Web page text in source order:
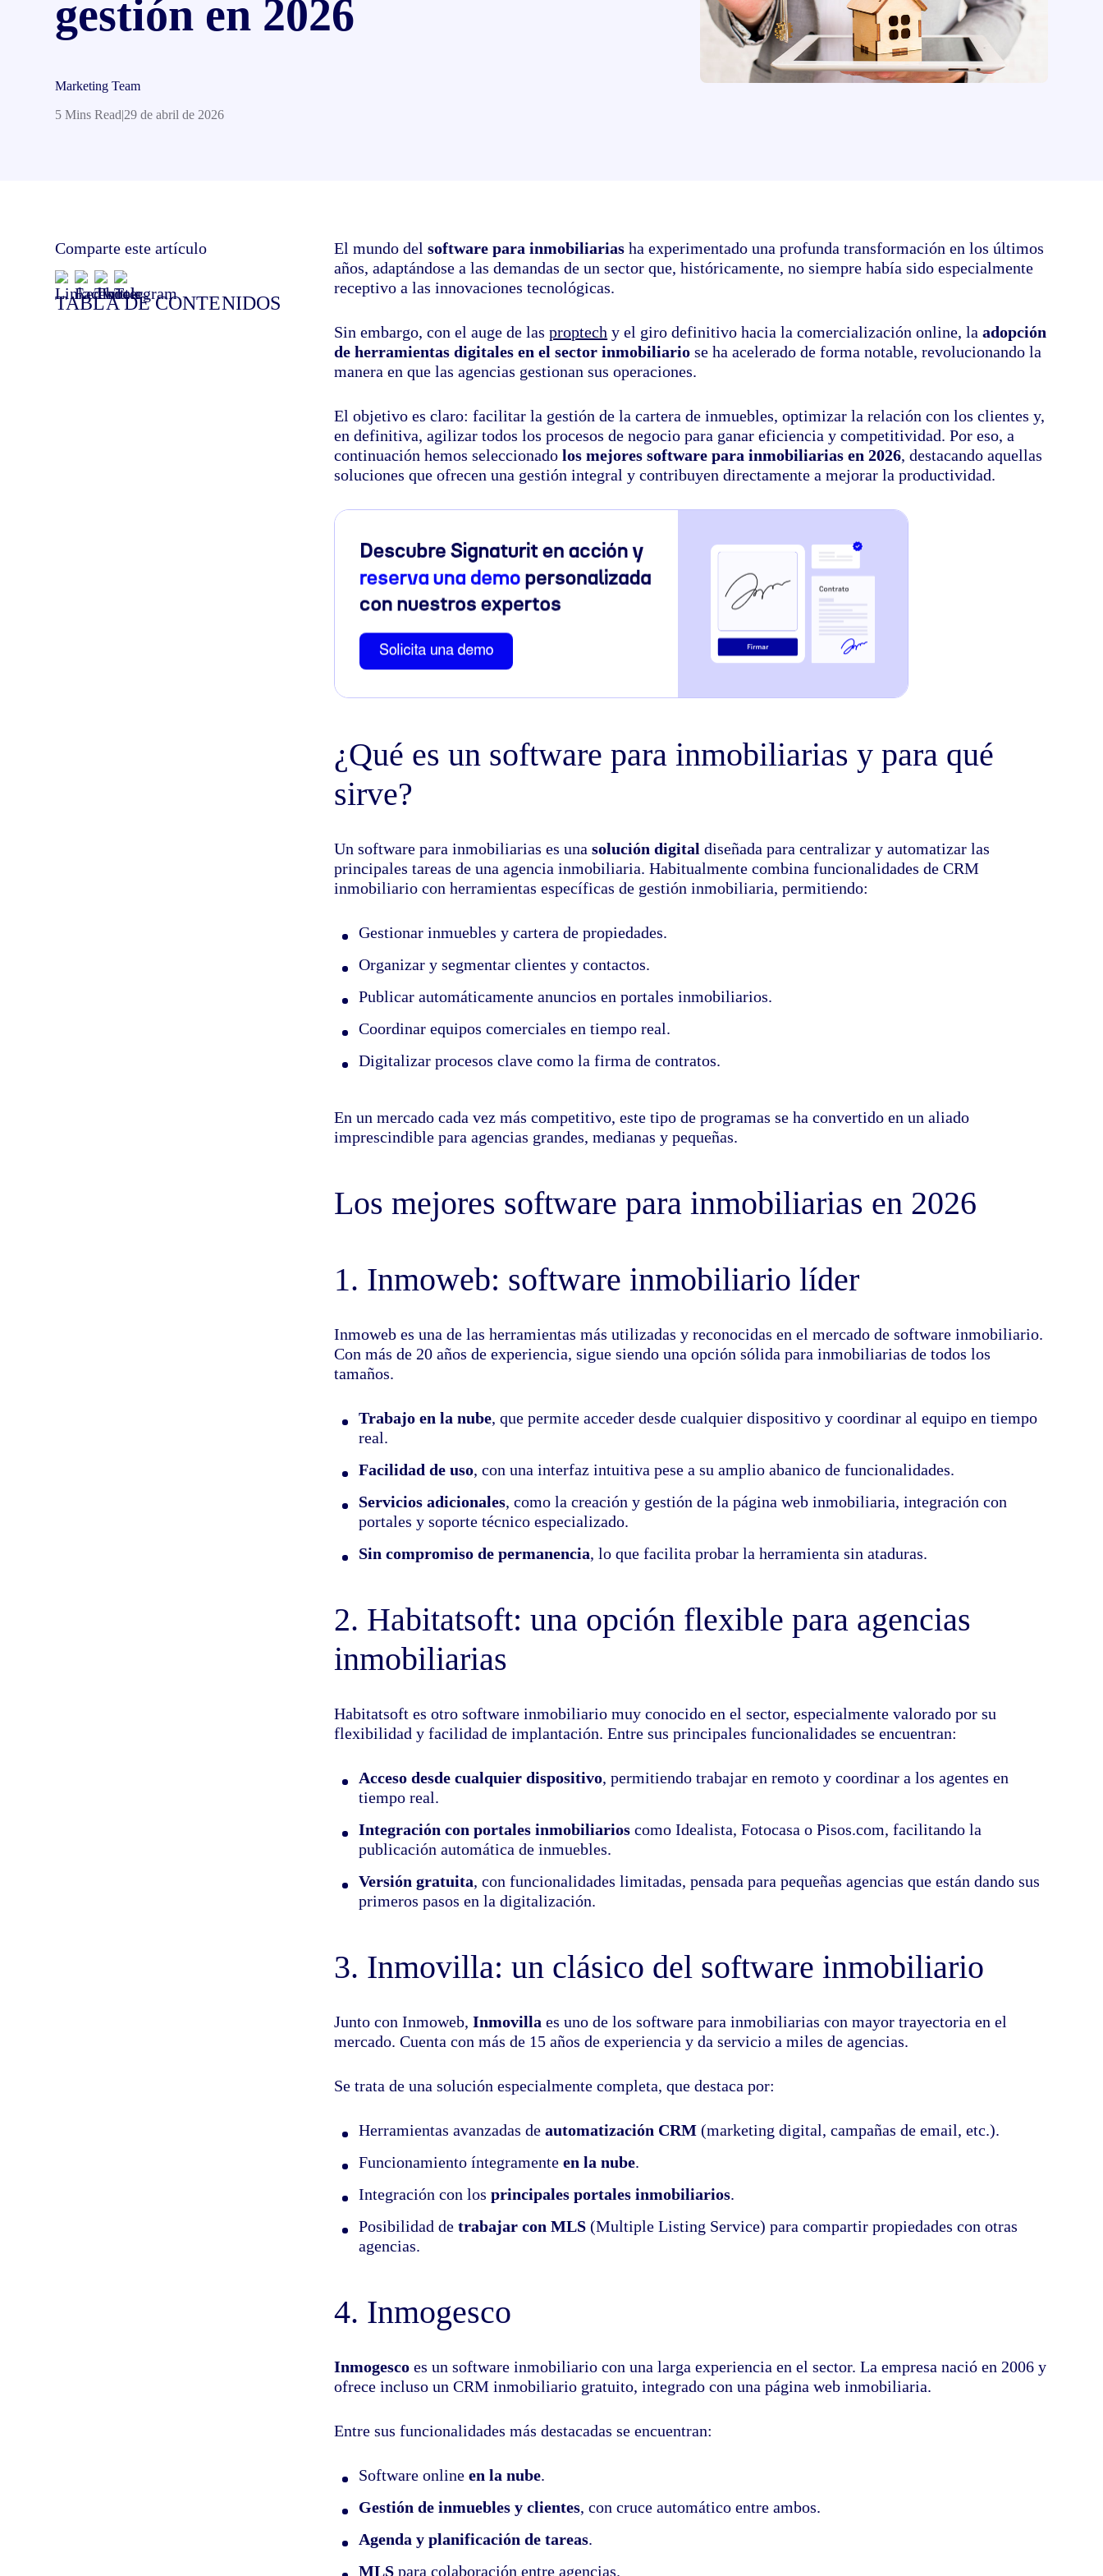
de tus documentos electrónicos
gestión en 2026
Marketing Team
5 Mins Read|29 de abril de 2026
Comparte este artículo
TABLA DE CONTENIDOS
El mundo delsoftware para inmobiliarias ha experimentado una profunda transformación en los últimos
años, adaptándose a las demandas de un sector que, históricamente, no siempre había sido especialmente
receptivo a las innovaciones tecnológicas.
Sin embargo, con el auge de lasproptech y el giro definitivo hacia la comercialización online, laadopción
de herramientas digitales en el sector inmobiliario se ha acelerado de forma notable, revolucionando la
manera en que las agencias gestionan sus operaciones.
El objetivo es claro: facilitar la gestión de la cartera de inmuebles, optimizar la relación con los clientes y,
en definitiva, agilizar todos los procesos de negocio para ganar eficiencia y competitividad. Por eso, a
continuación hemos seleccionadolos mejores software para inmobiliarias en 2026, destacando aquellas
soluciones que ofrecen una gestión integral y contribuyen directamente a mejorar la productividad.
¿Qué es un software para inmobiliarias y para qué
sirve?
Un software para inmobiliarias es unasolución digital diseñada para centralizar y automatizar las
principales tareas de una agencia inmobiliaria. Habitualmente combina funcionalidades de CRM
inmobiliario con herramientas específicas de gestión inmobiliaria, permitiendo:
Gestionar inmuebles y cartera de propiedades.
Organizar y segmentar clientes y contactos.
Publicar automáticamente anuncios en portales inmobiliarios.
Coordinar equipos comerciales en tiempo real.
Digitalizar procesos clave como la firma de contratos.
En un mercado cada vez más competitivo, este tipo de programas se ha convertido en un aliado
imprescindible para agencias grandes, medianas y pequeñas.
Los mejores software para inmobiliarias en 2026
1. Inmoweb: software inmobiliario líder
Inmoweb es una de las herramientas más utilizadas y reconocidas en el mercado de software inmobiliario.
Con más de 20 años de experiencia, sigue siendo una opción sólida para inmobiliarias de todos los
tamaños.
Trabajo en la nube, que permite acceder desde cualquier dispositivo y coordinar al equipo en tiempo
real.
Facilidad de uso, con una interfaz intuitiva pese a su amplio abanico de funcionalidades.
Servicios adicionales, como la creación y gestión de la página web inmobiliaria, integración con
portales y soporte técnico especializado.
Sin compromiso de permanencia, lo que facilita probar la herramienta sin ataduras.
2. Habitatsoft: una opción flexible para agencias
inmobiliarias
Habitatsoft es otro software inmobiliario muy conocido en el sector, especialmente valorado por su
flexibilidad y facilidad de implantación. Entre sus principales funcionalidades se encuentran:
Acceso desde cualquier dispositivo, permitiendo trabajar en remoto y coordinar a los agentes en
tiempo real.
Integración con portales inmobiliarios como Idealista, Fotocasa o Pisos.com, facilitando la
publicación automática de inmuebles.
Versión gratuita, con funcionalidades limitadas, pensada para pequeñas agencias que están dando sus
primeros pasos en la digitalización.
3. Inmovilla: un clásico del software inmobiliario
Junto con Inmoweb,Inmovilla es uno de los software para inmobiliarias con mayor trayectoria en el
mercado. Cuenta con más de 15 años de experiencia y da servicio a miles de agencias.
Se trata de una solución especialmente completa, que destaca por:
Herramientas avanzadas deautomatización CRM (marketing digital, campañas de email, etc.).
Funcionamiento íntegramenteen la nube.
Integración con losprincipales portales inmobiliarios.
Posibilidad detrabajar con MLS (Multiple Listing Service) para compartir propiedades con otras
agencias.
4. Inmogesco
Inmogesco es un software inmobiliario con una larga experiencia en el sector. La empresa nació en 2006 y
ofrece incluso un CRM inmobiliario gratuito, integrado con una página web inmobiliaria.
Entre sus funcionalidades más destacadas se encuentran:
Software onlineen la nube.
Gestión de inmuebles y clientes, con cruce automático entre ambos.
Agenda y planificación de tareas.
MLS para colaboración entre agencias.